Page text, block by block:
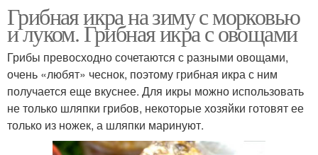
Грибная икра на зиму с морковью
и луком. Грибная икра с овощами
Грибы превосходно сочетаются с разными овощами,
очень «любят» чеснок, поэтому грибная икра с ним
получается еще вкуснее. Для икры можно использовать
не только шляпки грибов, некоторые хозяйки готовят ее
только из ножек, а шляпки маринуют.